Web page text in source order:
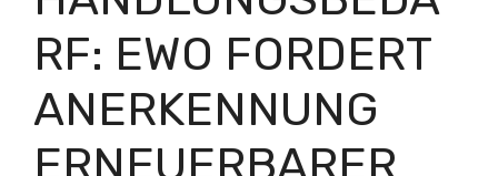
RF: EWO FORDERT
ANERKENNUNG
ERNEUERBARER